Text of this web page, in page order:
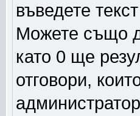
въведете
Можете също
като 0 ще
отговори,